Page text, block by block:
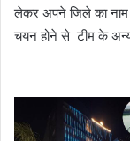
लेकर अपने जिले का नाम
चयन होने से टीम के अन्य